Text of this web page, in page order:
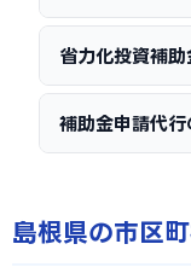
省力化投資補
補助金申請代
島根県の市区